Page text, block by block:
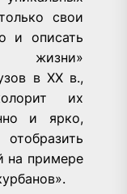
свои
и описать
жизни»
в XX в.,
их
и ярко,
на примере